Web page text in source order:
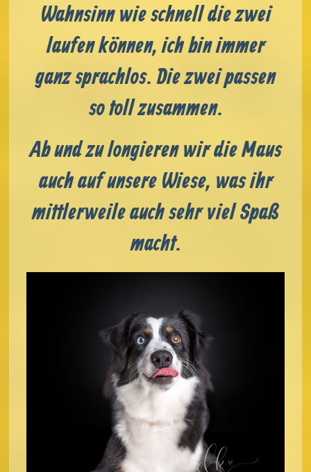
Wahnsinn wie schnell die zwei
laufen können, ich bin immer
ganz sprachlos. Die zwei passen
so toll zusammen.
Ab und zu longieren wir die Maus
auch auf unsere Wiese, was ihr
mittlerweile auch sehr viel Spaß
macht.